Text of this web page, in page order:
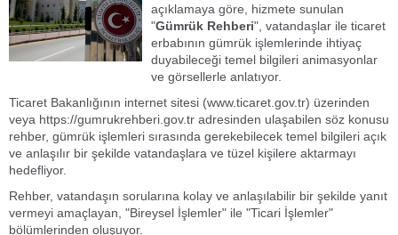
açıklamaya göre, hizmete sunulan
"Gümrük Rehberi", vatandaşlar ile ticaret
erbabının gümrük işlemlerinde ihtiyaç
duyabileceği temel bilgileri animasyonlar
ve görsellerle anlatıyor.
Ticaret Bakanlığının internet sitesi (www.ticaret.gov.tr) üzerinden
veya https://gumrukrehberi.gov.tr adresinden ulaşabilen söz konusu
rehber, gümrük işlemleri sırasında gerekebilecek temel bilgileri açık
ve anlaşılır bir şekilde vatandaşlara ve tüzel kişilere aktarmayı
hedefliyor.
Rehber, vatandaşın sorularına kolay ve anlaşılabilir bir şekilde yanıt
vermeyi amaçlayan, "Bireysel İşlemler" ile "Ticari İşlemler"
bölümlerinden oluşuyor.